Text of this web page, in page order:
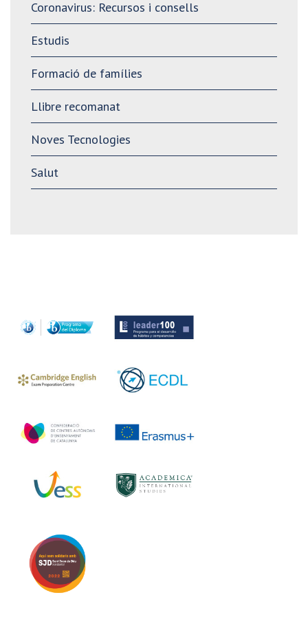
Coronavirus: Recursos i consells
Estudis
Formació de famílies
Llibre recomanat
Noves Tecnologies
Salut